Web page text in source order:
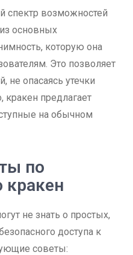
спектр возможностей
основных
которую она
Это позволяет
не опасаясь утечки
предлагает
на обычном
по
кракен
не знать о простых,
доступа к
советы: